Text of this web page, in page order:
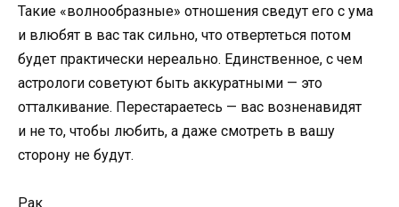
Такие «волнообразные» отношения сведут его с ума
и влюбят в вас так сильно, что отвертеться потом
будет практически нереально. Единственное, с чем
астрологи советуют быть аккуратными — это
отталкивание. Перестараетесь — вас возненавидят
и не то, чтобы любить, а даже смотреть в вашу
сторону не будут.
Рак